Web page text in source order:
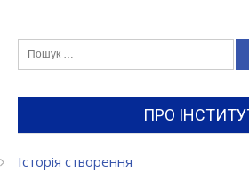
ПРО
Історія створення